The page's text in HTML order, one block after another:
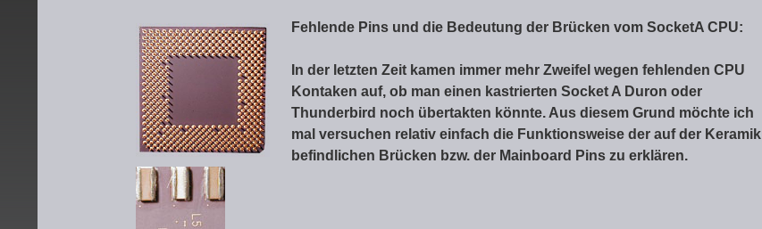
Fehlende Pins und die Bedeutung der Brücken vom SocketA CPU:
In der letzten Zeit kamen immer mehr Zweifel wegen fehlenden CPU
Kontaken auf, ob man einen kastrierten Socket A Duron oder
Thunderbird noch übertakten könnte. Aus diesem Grund möchte ich
mal versuchen relativ einfach die Funktionsweise der auf der Keramik
befindlichen Brücken bzw. der Mainboard Pins zu erklären.